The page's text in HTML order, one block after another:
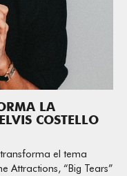
LA
COSTELLO
el tema
Attractions, “Big Tears”